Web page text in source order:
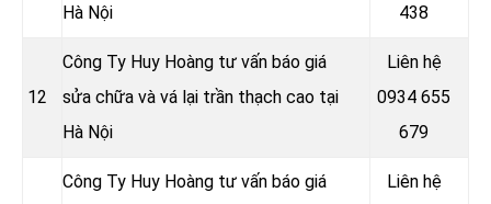
Hà Nội
438
12
Công Ty Huy Hoàng tư vấn báo giá
sửa chữa và vá lại trần thạch cao tại
Hà Nội
Liên hệ
0934 655
679
Công Ty Huy Hoàng tư vấn báo giá
Liên hệ